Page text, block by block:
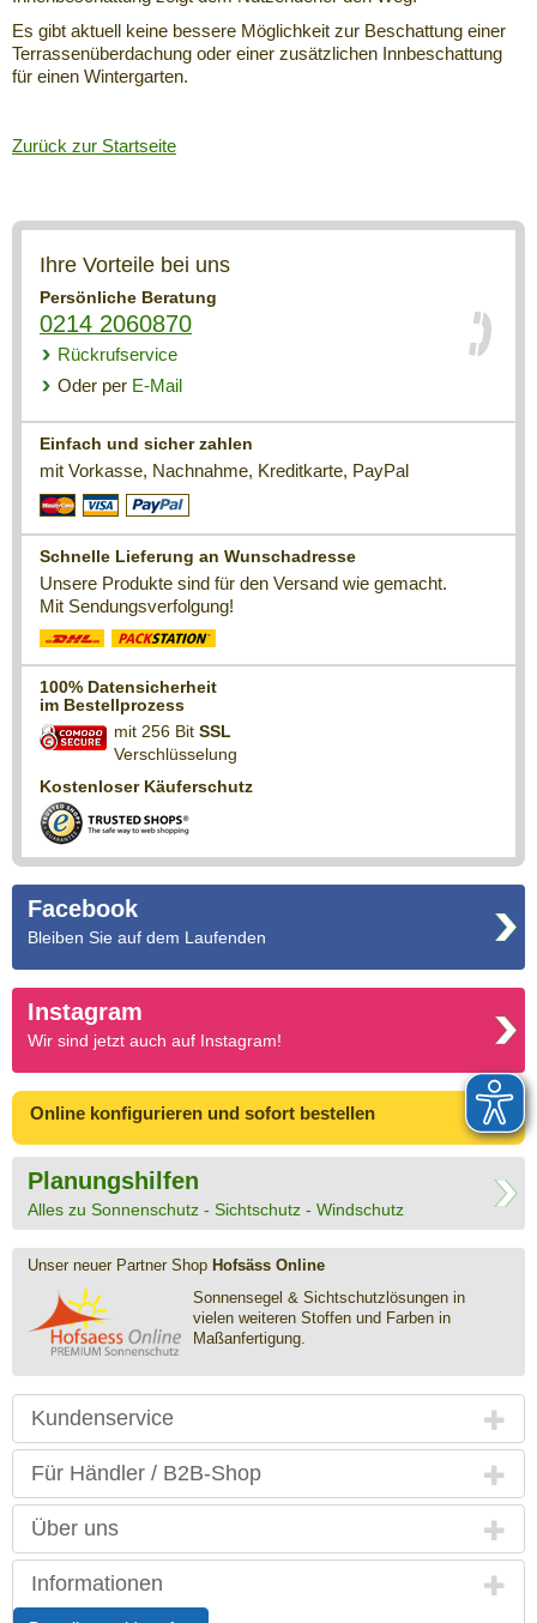
Es gibt aktuell keine bessere Möglichkeit zur Beschattung einer
Terrassenüberdachung oder einer zusätzlichen Innbeschattung
für einen Wintergarten.
Zurück zur Startseite
Ihre Vorteile bei uns
Persönliche Beratung
0214 2060870
Rückrufservice
Oder per E-Mail
Einfach und sicher zahlen
mit Vorkasse, Nachnahme, Kreditkarte, PayPal
Schnelle Lieferung an Wunschadresse
Unsere Produkte sind für den Versand wie gemacht.
Mit Sendungsverfolgung!
100% Datensicherheit
im Bestellprozess
mit 256 Bit SSL
Verschlüsselung
Kostenloser Käuferschutz
Facebook
Bleiben Sie auf dem Laufenden
Instagram
Wir sind jetzt auch auf Instagram!
Online konfigurieren und sofort bestellen
Planungshilfen
Alles zu Sonnenschutz - Sichtschutz - Windschutz
Unser neuer Partner Shop Hofsäss Online
Sonnensegel & Sichtschutz­lösungen in
vielen weiteren Stoffen und Farben in
Maßanfertigung.
Kundenservice
Für Händler / B2B-Shop
Über uns
Informationen